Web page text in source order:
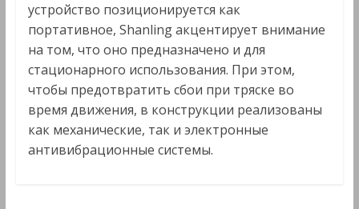
устройство позиционируется как
портативное, Shanling акцентирует внимание
на том, что оно предназначено и для
стационарного использования. При этом,
чтобы предотвратить сбои при тряске во
время движения, в конструкции реализованы
как механические, так и электронные
антивибрационные системы.